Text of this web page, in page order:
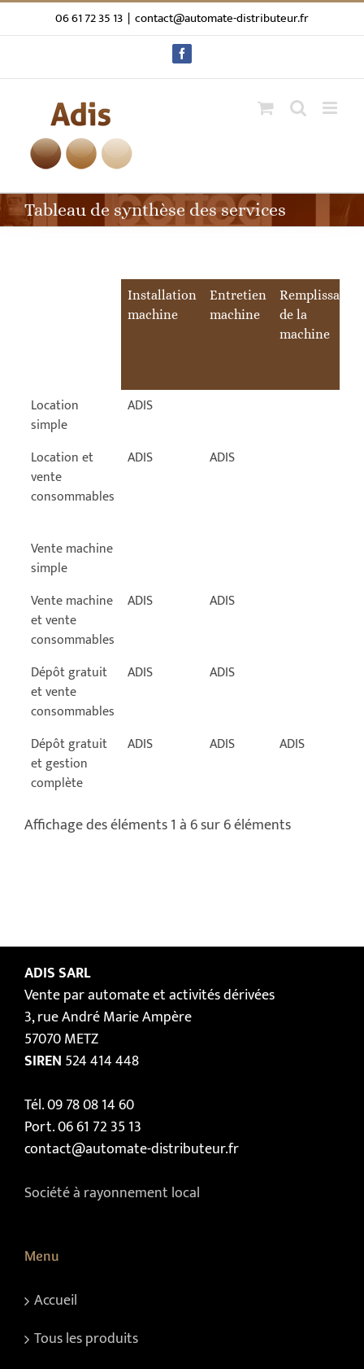
Passer
au
06 61 72 35 13 | contact@automate-distributeur.fr
Facebook
Tableau de synthèse des services
Installation
machine
Entretien
machine
Remplissage
de la
machine
Installation
Location
simple
ADIS
Location et
vente
consommables
ADIS ADIS
Vente machine
simple
Vente machine
et vente
consommables
ADIS ADIS
Dépôt gratuit
et vente
consommables
ADIS ADIS
Dépôt gratuit
et gestion
complète
ADIS ADIS ADIS
Affichage des éléments 1 à 6 sur 6 éléments
ADIS SARL
Vente par automate et activités dérivées
3, rue André Marie Ampère
57070 METZ
SIREN 524 414 448
Tél. 09 78 08 14 60
Port. 06 61 72 35 13
contact@automate-distributeur.fr
Société à rayonnement local
Menu
Accueil
Tous les produits